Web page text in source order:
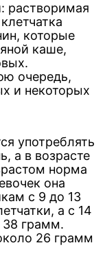
растворимая
которые
каше,
очередь,
и некоторых
употреблять
а в возрасте
норма
она
с 9 до 13
а с 14
38 грамм.
26 грамм